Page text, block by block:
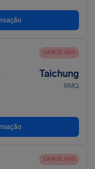
CANCELADO
Taichung
RMQ
CANCELADO